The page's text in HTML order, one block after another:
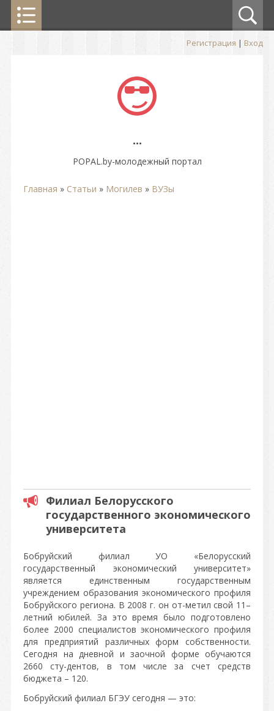
Регистрация | Вход
...
POPAL.by-молодежный портал
Главная » Статьи » Могилев » ВУЗы
Филиал Белорусского
государственного экономического
университета
Бобруйский филиал УО «Белорусский
государственный экономический университет»
является единственным государственным
учреждением образования экономического профиля
Бобруйского региона. В 2008 г. он от-метил свой 11–
летний юбилей. За это время было подготовлено
более 2000 специалистов экономического профиля
для предприятий различных форм собственности.
Сегодня на дневной и заочной форме обучаются
2660 сту-дентов, в том числе за счет средств
бюджета – 120.
Бобруйский филиал БГЭУ сегодня — это: